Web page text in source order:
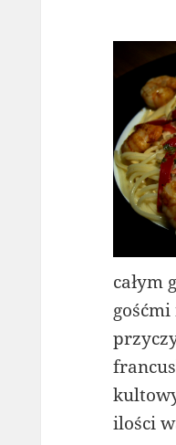
całym
ilości